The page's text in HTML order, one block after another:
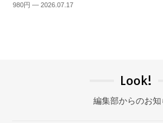
980円 — 2026.07.17
Look!
編集部からのお知